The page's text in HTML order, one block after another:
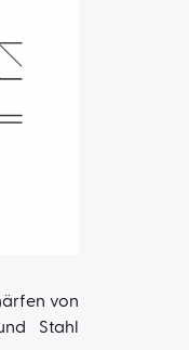
von
Stahl